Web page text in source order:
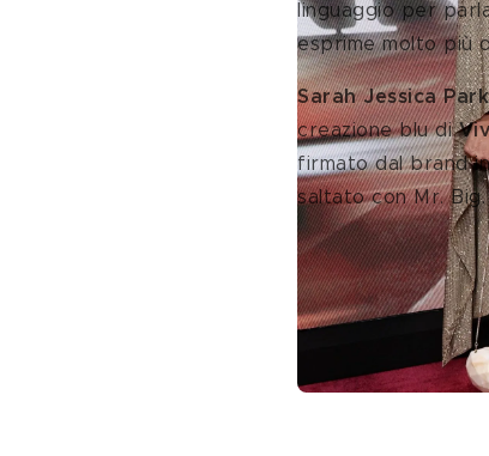
linguaggio per
esprime molto più
Sarah Jessica
creazione blu di
firmato dal brand
saltato con Mr. Big.